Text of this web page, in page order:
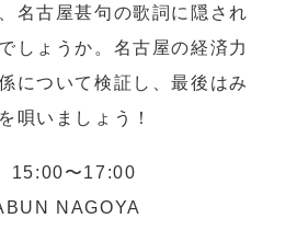
名古屋甚句の歌詞に隠され
しょうか。名古屋の経済力
について検証し、最後はみ
唄いましょう！
15:00〜17:00
NAGOYA